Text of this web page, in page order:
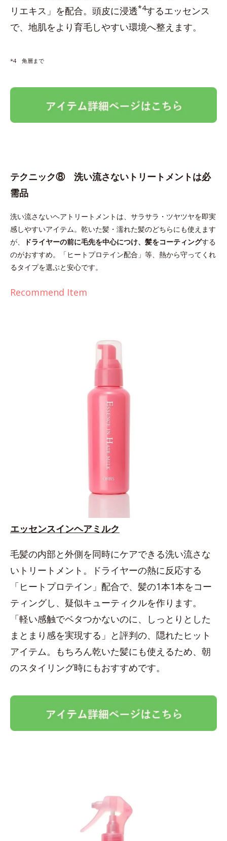
リエキス」を配合。頭皮に浸透*4するエッセンス
で、地肌をより育毛しやすい環境へ整えます。
*4 角層まで
テクニック⑧ 洗い流さないトリートメントは必
需品
洗い流さないヘアトリートメントは、サラサラ・ツヤツヤを即実
感しやすいアイテム。乾いた髪・濡れた髪のどちらにも使えます
が、
ドライヤーの前に毛先を中心につけ、髪をコーティングする
のがおすすめ。「ヒートプロテイン配合」等、熱から守ってくれ
るタイプを選ぶと安心です。
Recommend Item
エッセンスインヘアミルク
毛髪の内部と外側を同時にケアできる洗い流さな
いトリートメント。ドライヤーの熱に反応する
「ヒートプロテイン」配合で、髪の1本1本をコー
ティングし、疑似キューティクルを作ります。
「軽い感触でベタつかないのに、しっとりとした
まとまり感を実現する」と評判の、隠れたヒット
アイテム。もちろん乾いた髪にも使えるため、朝
のスタイリング時にもおすすめです。